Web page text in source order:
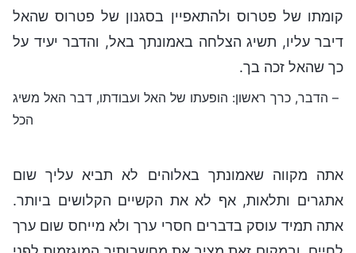
קומתו של פטרוס ולהתאפיין בסגנון של פטרוס שהאל
דיבר עליו, תשיג הצלחה באמונתך באל, והדבר יעיד על
כך שהאל זכה בך.
– הדבר, כרך ראשון: הופעתו של האל ועבודתו, דבר האל משיג
הכל
אתה מקווה שאמונתך באלוהים לא תביא עליך שום
אתגרים ותלאות, אף לא את הקשיים הקלושים ביותר.
אתה תמיד עוסק בדברים חסרי ערך ולא מייחס שום ערך